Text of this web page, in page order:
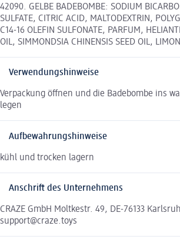
42090. GELBE BADEBOMBE: SODIUM
SULFATE, CITRIC ACID, MALTODEXTRIN,
C14-16 OLEFIN SULFONATE, PARFUM,
OIL, SIMMONDSIA CHINENSIS SEED OIL,
Verwendungshinweise
Verpackung öffnen und die Badebombe ins
legen
Aufbewahrungshinweise
kühl und trocken lagern
Anschrift des Unternehmens
CRAZE GmbH Moltkestr. 49, DE-76133
support@craze.toys